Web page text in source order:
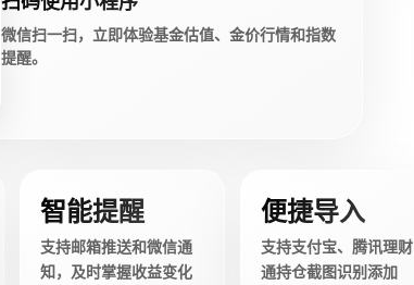
微信扫一扫，立即体验基金估值、金价行情和指数
提醒。
智能提醒
支持邮箱推送和微信通
知，及时掌握收益变化
便捷导入
支持支付宝、腾讯理财
通持仓截图识别添加